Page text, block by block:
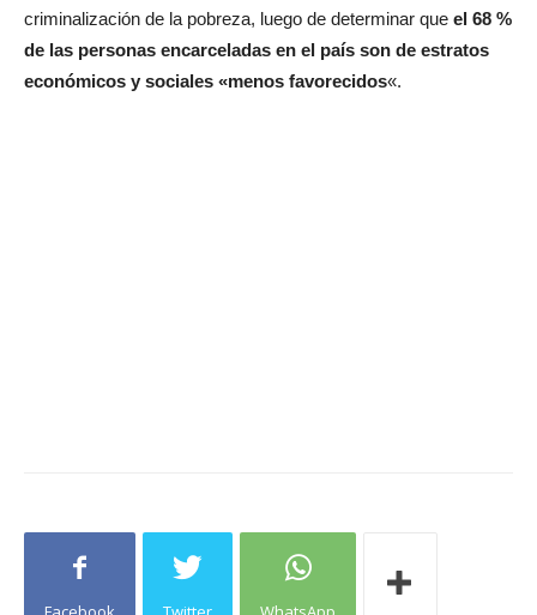
criminalización de la pobreza, luego de determinar que el 68 %
de las personas encarceladas en el país son de estratos
económicos y sociales «menos favorecidos«.